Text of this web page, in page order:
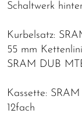
Schaltwerk
Kurbelsatz:
55 mm
SRAM DUB
Kassette:
12fach